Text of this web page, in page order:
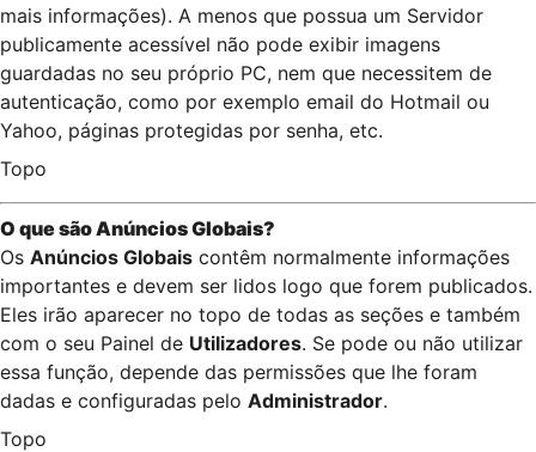
mais informações). A menos que possua um Servidor
publicamente acessível não pode exibir imagens
guardadas no seu próprio PC, nem que necessitem de
autenticação, como por exemplo email do Hotmail ou
Yahoo, páginas protegidas por senha, etc.
Topo
O que são Anúncios Globais?
Os Anúncios Globais contêm normalmente informações
importantes e devem ser lidos logo que forem publicados.
Eles irão aparecer no topo de todas as seções e também
com o seu Painel de Utilizadores. Se pode ou não utilizar
essa função, depende das permissões que lhe foram
dadas e configuradas pelo Administrador.
Topo